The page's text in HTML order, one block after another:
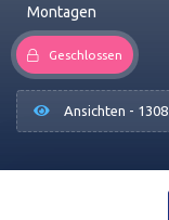
Montagen
Geschlossen
Ansichten - 1308